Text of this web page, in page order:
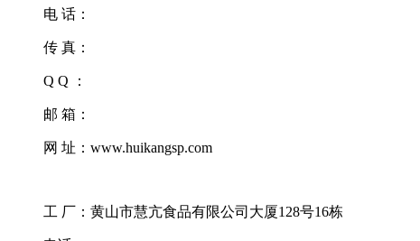
电 话：
传 真：
Q Q ：
邮 箱：
网 址：www.huikangsp.com
工 厂：黄山市慧亢食品有限公司大厦128号16栋